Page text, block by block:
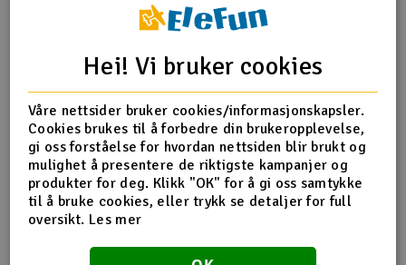
Smarthjem, lek & hobby
Solenergi
Sparkesykler & elkjøretøy
Verktøy, utstyr & tilbehør
Gavekort
Works as an individual equipment to set the ESC, each
programmable option is displayed on LCD screen allow for
easy setup. Works as an USB adapter to link the ESC with
PC to update the ESC firmware or set the parameter by the
USB Link Software on PC. Works as a Lipo battery
voltmeter to measure the voltage of the whole battery
pack and each cell. Light pocket size design, easy for carry.
Suitable for ALIGN RCE-BL100A ESC and RCE-BL130A ESC.
Input Voltage: DC 4.5V - 12.6V
Weight: 65g
Hei! Vi bruker cookies
Våre nettsider bruker cookies/informasjonskapsler.
Cookies brukes til å forbedre din brukeropplevelse,
gi oss forståelse for hvordan nettsiden blir brukt og
mulighet å presentere de riktigste kampanjer og
produkter for deg. Klikk "OK" for å gi oss samtykke
til å bruke cookies, eller trykk se detaljer for full
oversikt. Les mer